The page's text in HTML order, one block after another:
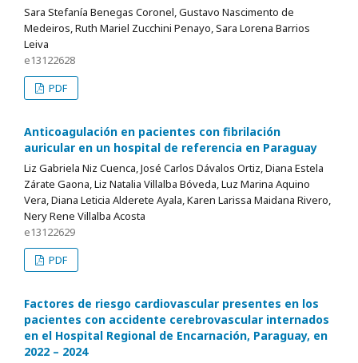
Sara Stefanía Benegas Coronel, Gustavo Nascimento de
Medeiros, Ruth Mariel Zucchini Penayo, Sara Lorena Barrios
Leiva
e13122628
PDF
Anticoagulación en pacientes con fibrilación
auricular en un hospital de referencia en Paraguay
Liz Gabriela Niz Cuenca, José Carlos Dávalos Ortiz, Diana Estela
Zárate Gaona, Liz Natalia Villalba Bóveda, Luz Marina Aquino
Vera, Diana Leticia Alderete Ayala, Karen Larissa Maidana Rivero,
Nery Rene Villalba Acosta
e13122629
PDF
Factores de riesgo cardiovascular presentes en los
pacientes con accidente cerebrovascular internados
en el Hospital Regional de Encarnación, Paraguay, en
2022 – 2024